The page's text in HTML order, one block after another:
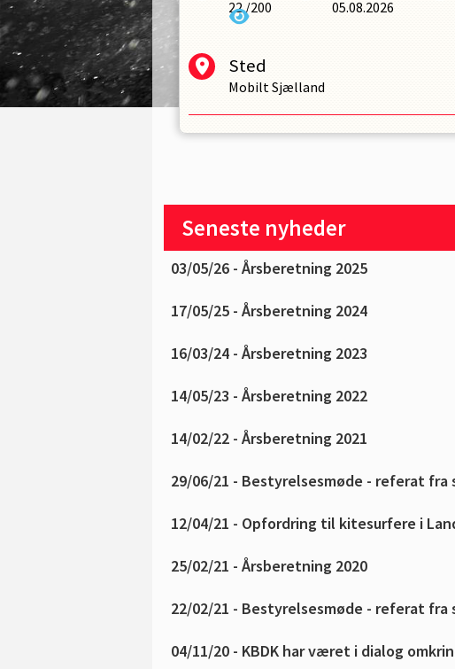
22/200 05.08.2026
Sted
Mobilt Sjælland
Seneste nyheder